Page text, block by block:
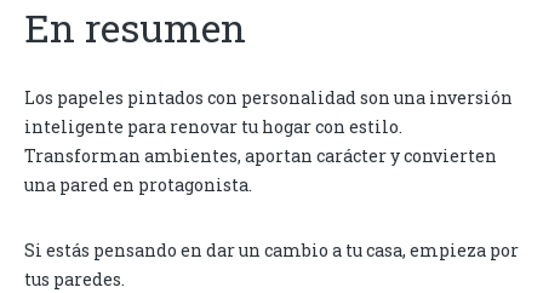
En resumen
Los papeles pintados con personalidad son una inversión
inteligente para renovar tu hogar con estilo.
Transforman ambientes, aportan carácter y convierten
una pared en protagonista.
Si estás pensando en dar un cambio a tu casa, empieza por
tus paredes.